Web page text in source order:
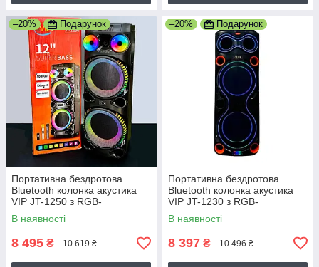
–20% Подарунок
Портативна бездротова
Bluetooth колонка акустика
VIP JT-1250 з RGB-
підсвічуванням та 2-ма
мікрофонами на колесах
караоке, 7Ah,
В наявності
8 495 ₴ 10 619 ₴
–20% Подарунок
Портативна бездротова
Bluetooth колонка акустика
VIP JT-1230 з RGB-
підсвічуванням та 2-ма
мікрофонами на колесах
караоке, 7Ah,
В наявності
8 397 ₴ 10 496 ₴